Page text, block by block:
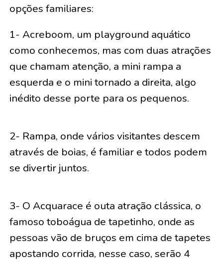
opções familiares:
1- Acreboom, um playground aquático
como conhecemos, mas com duas atrações
que chamam atenção, a mini rampa a
esquerda e o mini tornado a direita, algo
inédito desse porte para os pequenos.
2- Rampa, onde vários visitantes descem
através de boias, é familiar e todos podem
se divertir juntos.
3- O Acquarace é outa atração clássica, o
famoso toboágua de tapetinho, onde as
pessoas vão de bruços em cima de tapetes
apostando corrida, nesse caso, serão 4